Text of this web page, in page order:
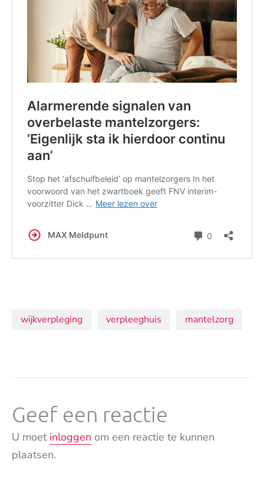
Onderwerpen:
wijkverpleging verpleeghuis mantelzorg
Geef een reactie
U moet inloggen om een reactie te kunnen
plaatsen.